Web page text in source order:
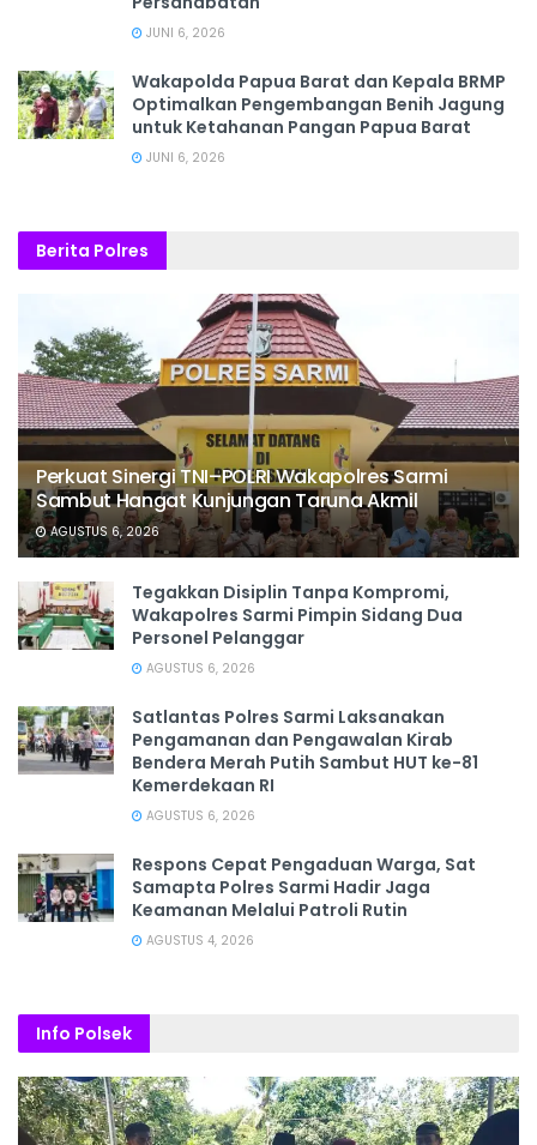
JUNI 6, 2026
Wakapolda Papua Barat dan Kepala BRMP
Optimalkan Pengembangan Benih Jagung
untuk Ketahanan Pangan Papua Barat
JUNI 6, 2026
Berita Polres
Perkuat Sinergi TNI–POLRI Wakapolres Sarmi
Sambut Hangat Kunjungan Taruna Akmil
AGUSTUS 6, 2026
Tegakkan Disiplin Tanpa Kompromi,
Wakapolres Sarmi Pimpin Sidang Dua
Personel Pelanggar
AGUSTUS 6, 2026
Satlantas Polres Sarmi Laksanakan
Pengamanan dan Pengawalan Kirab
Bendera Merah Putih Sambut HUT ke-81
Kemerdekaan RI
AGUSTUS 6, 2026
Respons Cepat Pengaduan Warga, Sat
Samapta Polres Sarmi Hadir Jaga
Keamanan Melalui Patroli Rutin
AGUSTUS 4, 2026
Info Polsek